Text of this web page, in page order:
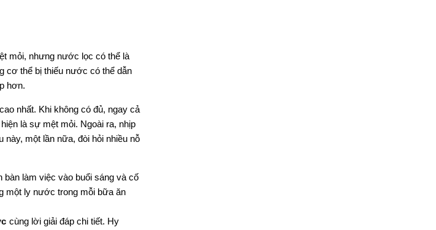
mỏi, nhưng nước lọc có thể là
cơ thể bị thiếu nước có thể dẫn
hơn.
nhất. Khi không có đủ, ngay cả
là sự mệt mỏi. Ngoài ra, nhịp
một lần nữa, đòi hỏi nhiều nỗ
làm việc vào buổi sáng và cố
một ly nước trong mỗi bữa ăn
cùng lời giải đáp chi tiết. Hy